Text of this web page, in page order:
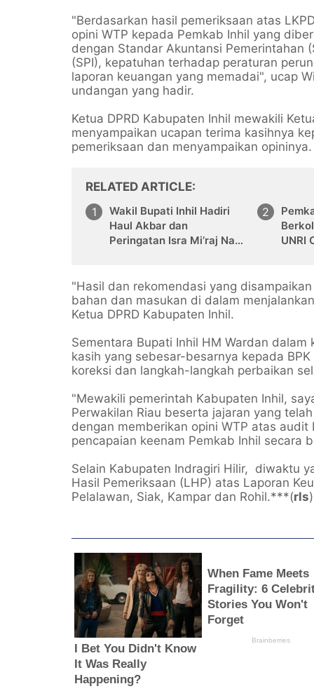
"Berdasarkan hasil pemeriksaan atas
opini WTP kepada Pemkab Inhil yang
dengan Standar Akuntansi Pemerintahan
(SPI), kepatuhan terhadap peraturan
laporan keuangan yang memadai", ucap
undangan yang hadir.
Ketua DPRD Kabupaten Inhil mewakili
menyampaikan ucapan terima kasihnya
pemeriksaan dan menyampaikan opininya.
RELATED ARTICLE
Wakil Bupati Inhil Hadiri
Haul Akbar dan
Peringatan Isra Mi’raj Nabi
UNRI
"Hasil dan rekomendasi yang
bahan dan masukan di dalam
Ketua DPRD Kabupaten Inhil.
Sementara Bupati Inhil HM Wardan
kasih yang sebesar-besarnya kepada
koreksi dan langkah-langkah perbaikan
"Mewakili pemerintah Kabupaten Inhil,
Perwakilan Riau beserta jajaran yang
dengan memberikan opini WTP atas
pencapaian keenam Pemkab Inhil secara
Selain Kabupaten Indragiri Hilir, diwaktu
Hasil Pemeriksaan (LHP) atas Laporan
Pelalawan, Siak, Kampar dan Rohil.***(rls)